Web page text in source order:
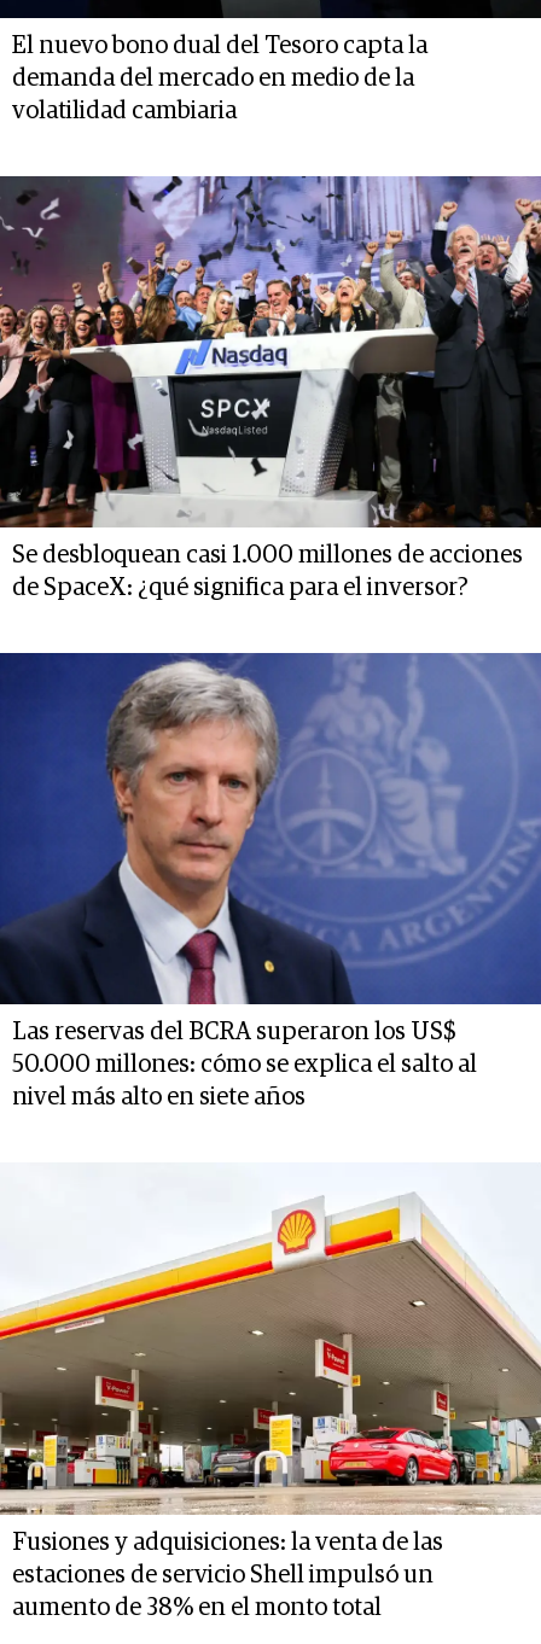
El nuevo bono dual del Tesoro capta la
demanda del mercado en medio de la
volatilidad cambiaria
Se desbloquean casi 1.000 millones de acciones
de SpaceX: ¿qué significa para el inversor?
Las reservas del BCRA superaron los US$
50.000 millones: cómo se explica el salto al
nivel más alto en siete años
Fusiones y adquisiciones: la venta de las
estaciones de servicio Shell impulsó un
aumento de 38% en el monto total